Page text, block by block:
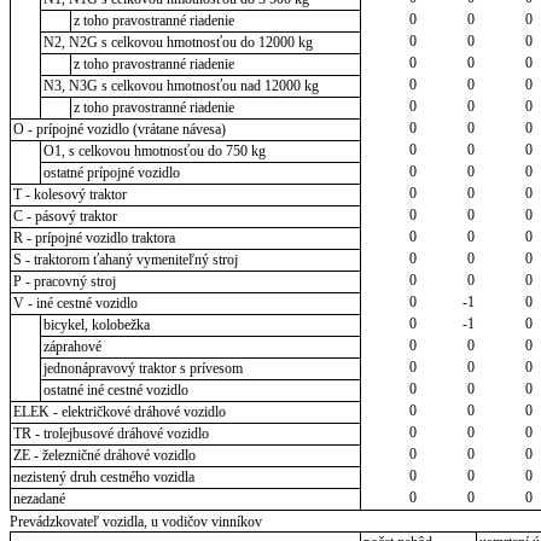
z toho pravostranné riadenie
0 0 0
N2, N2G s celkovou hmotnosťou do 12000 kg
0 0 0
z toho pravostranné riadenie
0 0 0
N3, N3G s celkovou hmotnosťou nad 12000 kg
0 0 0
z toho pravostranné riadenie
0 0 0
O - prípojné vozidlo (vrátane návesa)
0 0 0
O1, s celkovou hmotnosťou do 750 kg
0 0 0
ostatné prípojné vozidlo
0 0 0
T - kolesový traktor
0 0 0
C - pásový traktor
0 0 0
R - prípojné vozidlo traktora
0 0 0
S - traktorom ťahaný vymeniteľný stroj
0 0 0
P - pracovný stroj
0 0 0
V - iné cestné vozidlo
0 -1 0
bicykel, kolobežka
0 -1 0
záprahové
0 0 0
jednonápravový traktor s prívesom
0 0 0
ostatné iné cestné vozidlo
0 0 0
ELEK - električkové dráhové vozidlo
0 0 0
TR - trolejbusové dráhové vozidlo
0 0 0
ZE - železničné dráhové vozidlo
0 0 0
nezistený druh cestného vozidla
0 0 0
nezadané
0 0 0
Prevádzkovateľ vozidla, u vodičov vinníkov